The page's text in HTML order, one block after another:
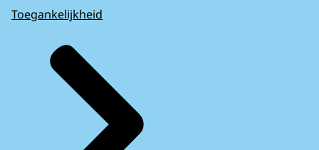
Toegankelijkheid